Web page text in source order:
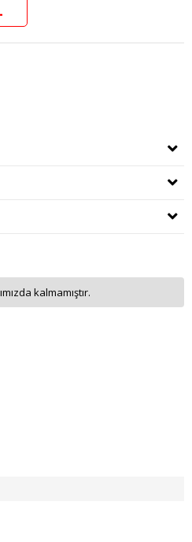
kalmamıştır.